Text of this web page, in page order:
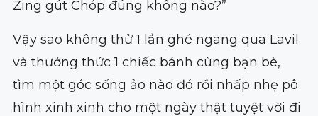
Zing gút Chóp đúng không nào?”
Vậy sao không thử 1 lần ghé ngang qua Lavil
và thưởng thức 1 chiếc bánh cùng bạn bè,
tìm một góc sống ảo nào đó rồi nhấp nhẹ pô
hình xinh xinh cho một ngày thật tuyệt vời đi